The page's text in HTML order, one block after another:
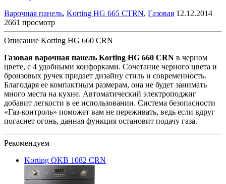
Варочная панель, Korting HG 665 CTRN, Газовая 12.12.2014
2661 просмотр
Описание Korting HG 660 CRN
Газовая варочная панель Korting HG 660 CRN в черном
цвете, с 4 удобными конфорками. Сочетание черного цвета и
бронзовых ручек придает дизайну стиль и современность.
Благодаря ее компактным размерам, она не будет занимать
много места на кухне. Автоматический электроподжиг
добавит легкости в ее использовании. Система безопасности
«Газ-контроль» поможет вам не переживать, ведь если вдруг
погаснет огонь, данная функция остановит подачу газа.
Рекомендуем
Korting OKB 1082 CRN